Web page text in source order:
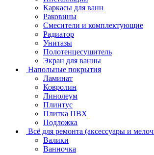
Каркасы для ванн
Раковины
Смесители и комплектующие
Радиатор
Унитазы
Полотенцесушитель
Экран для ванны
Напольные покрытия
Ламинат
Ковролин
Линолеум
Плинтус
Плитка ПВХ
Подложка
Всё для ремонта (аксессуары и
Валики
Ванночка